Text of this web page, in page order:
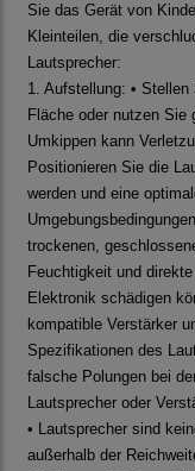
Sie das Gerät von
Kleinteilen, die
Lautsprecher:
1. Aufstellung: •
Fläche oder nutzen Sie
Umkippen kann
Positionieren Sie die
werden und eine
trockenen,
Feuchtigkeit und
Elektronik schädigen
kompatible Verstärker
Spezifikationen des
falsche Polungen bei
Lautsprecher oder
• Lautsprecher sind
außerhalb der